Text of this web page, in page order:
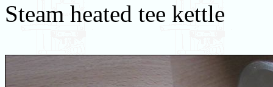
Steam heated tee kettle